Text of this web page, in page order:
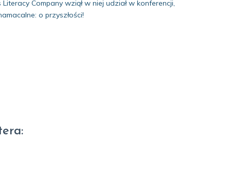
Company wziął w niej udział w konferencji,
o przyszłości!